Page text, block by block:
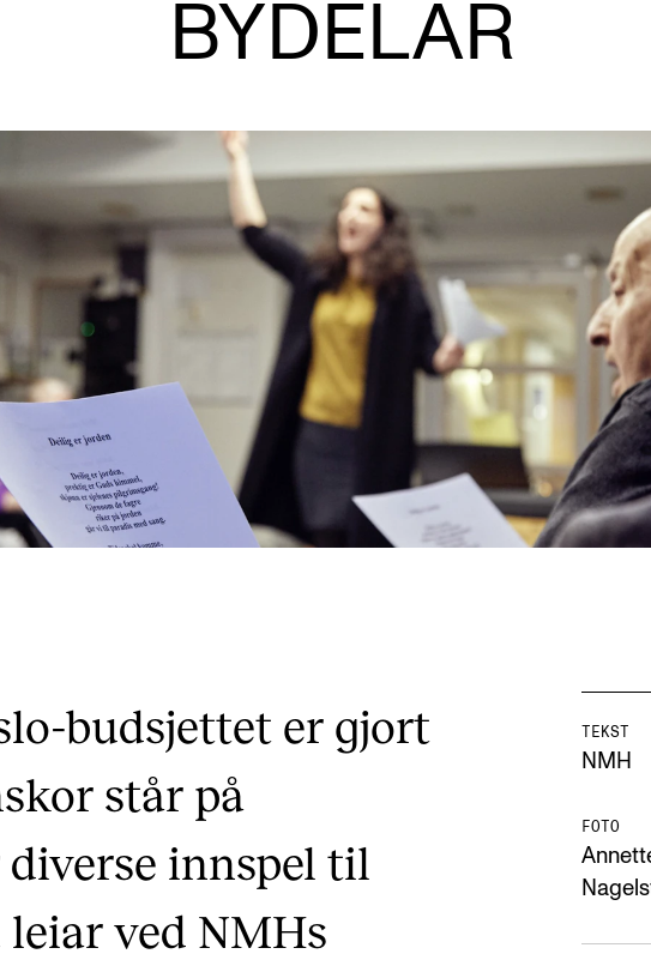
AKTUELT
Arrangementer og konserter
Nyheter og historier
Ledige stillinger
INFO
Om
Finn
For
BYDELAR
budsjettet er gjort
står på
diverse innspel til
ved NMHs
TEKST
NMH
FOTO